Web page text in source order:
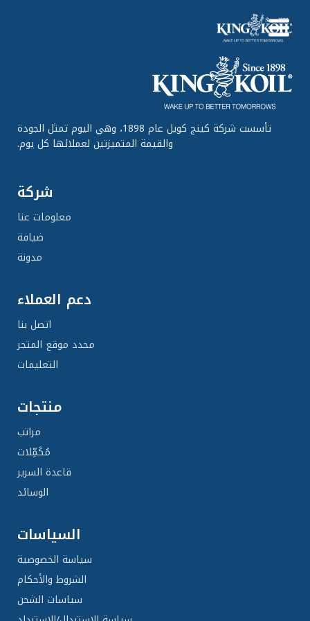
معلومات عنا
ضيافة
منتجات
تأسست شركة كينج كويل عام 1898، وهي اليوم تمثل الجودة
والقيمة المتميزتين لعملائها كل يوم.
شركة
معلومات عنا
ضيافة
مدونة
دعم العملاء
اتصل بنا
محدد موقع المتجر
التعليمات
منتجات
مراتب
مُكَمِّلات
قاعدة السرير
الوسائد
السياسات
سياسة الخصوصية
الشروط والأحكام
سياسات الشحن